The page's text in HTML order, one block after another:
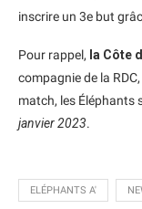
inscrire un 3e but
Pour rappel, la Côte
compagnie de la
match, les Éléphants
janvier 2023.
ELÉPHANTS A'